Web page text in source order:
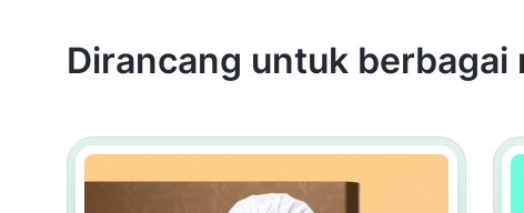
Dirancang untuk berbagai